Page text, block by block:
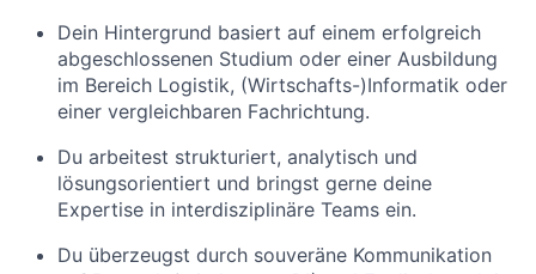
Dein Hintergrund basiert auf einem erfolgreich
abgeschlossenen Studium oder einer Ausbildung
im Bereich Logistik, (Wirtschafts-)Informatik oder
einer vergleichbaren Fachrichtung.
Du arbeitest strukturiert, analytisch und
lösungsorientiert und bringst gerne deine
Expertise in interdisziplinäre Teams ein.
Du überzeugst durch souveräne Kommunikation